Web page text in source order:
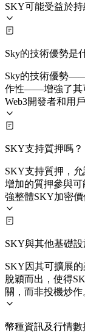
SKY可能受益於持
Sky的技術優勢是
Sky的技術優勢
作性——增強了其
Web3開發者和用
SKY支持質押嗎？
SKY支持質押，允
增加的質押參與
強整體SKY加密價
SKY與其他基礎
SKY因其可擴展
脫穎而出，使得
關，而非投機炒作
幣種資訊及行情數